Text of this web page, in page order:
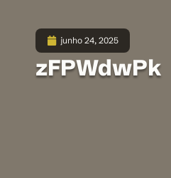
junho 24, 2025
zFPWdwPk